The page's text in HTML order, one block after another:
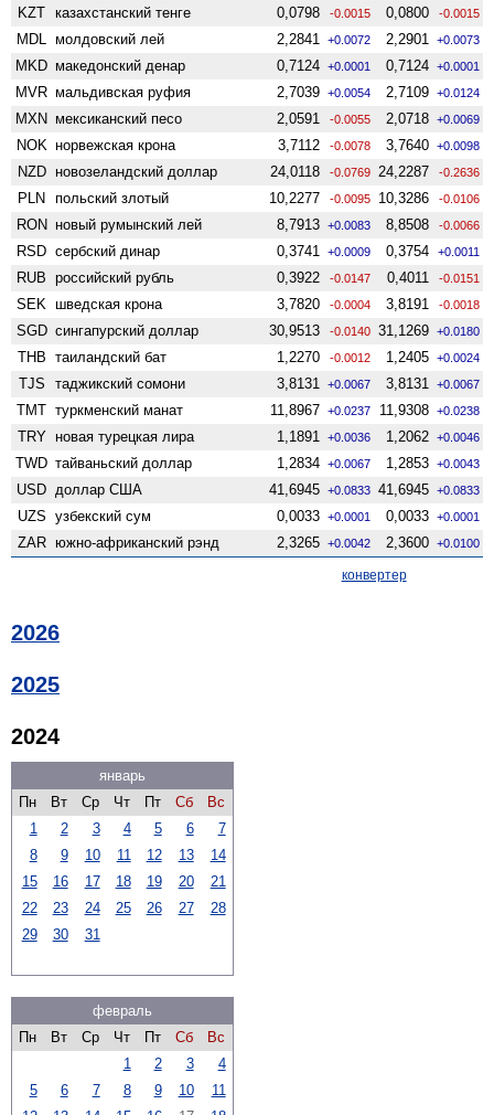
KZT казахстанский тенге 0,0798 -0.0015 0,0800 -0.0015
MDL молдовский лей 2,2841 +0.0072 2,2901 +0.0073
MKD македонский денар 0,7124 +0.0001 0,7124 +0.0001
MVR мальдивская руфия 2,7039 +0.0054 2,7109 +0.0124
MXN мексиканский песо 2,0591 -0.0055 2,0718 +0.0069
NOK норвежская крона 3,7112 -0.0078 3,7640 +0.0098
NZD ново­зеландский доллар 24,0118 -0.0769 24,2287 -0.2636
PLN польский злотый 10,2277 -0.0095 10,3286 -0.0106
RON новый румынский лей 8,7913 +0.0083 8,8508 -0.0066
RSD сербский динар 0,3741 +0.0009 0,3754 +0.0011
RUB российский рубль 0,3922 -0.0147 0,4011 -0.0151
SEK шведская крона 3,7820 -0.0004 3,8191 -0.0018
SGD сингапурский доллар 30,9513 -0.0140 31,1269 +0.0180
THB таиландский бат 1,2270 -0.0012 1,2405 +0.0024
TJS таджикский сомони 3,8131 +0.0067 3,8131 +0.0067
TMT туркменский манат 11,8967 +0.0237 11,9308 +0.0238
TRY новая турецкая лира 1,1891 +0.0036 1,2062 +0.0046
TWD тайваньский доллар 1,2834 +0.0067 1,2853 +0.0043
USD доллар США 41,6945 +0.0833 41,6945 +0.0833
UZS узбекский сум 0,0033 +0.0001 0,0033 +0.0001
ZAR южно-африканский рэнд 2,3265 +0.0042 2,3600 +0.0100
конвертер
2026
2025
2024
январь
Пн
Вт Ср Чт Пт Сб
Вс
1
2 3 4 5 6
7
8
9 10 11 12 13
14
15
16 17 18 19 20
21
22
23 24 25 26 27
28
29
30 31
февраль
Пн
Вт Ср Чт Пт Сб
Вс
1
2 3
4
5
6 7 8 9 10
11